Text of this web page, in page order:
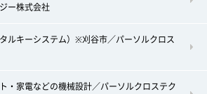
ー株式会社
ルキーシステム）※刈谷市／パーソルクロス
・家電などの機械設計／パーソルクロステク